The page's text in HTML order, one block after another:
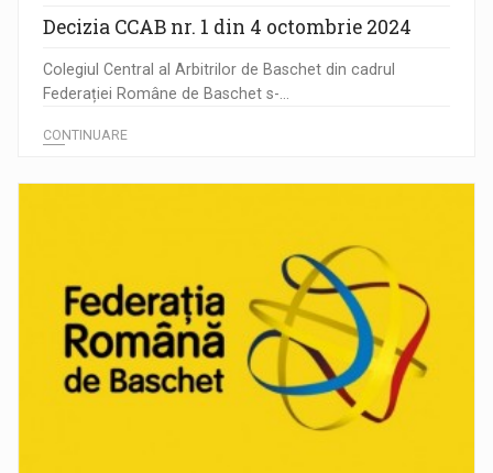
Decizia CCAB nr. 1 din 4 octombrie 2024
Colegiul Central al Arbitrilor de Baschet din cadrul
Federației Române de Baschet s-...
CONTINUARE